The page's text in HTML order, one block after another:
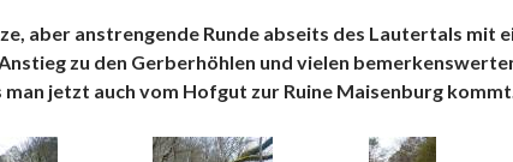
aber anstrengende Runde abseits des Lautertals mit
zu den Gerberhöhlen und vielen
man jetzt auch vom Hofgut zur Ruine Maisenburg